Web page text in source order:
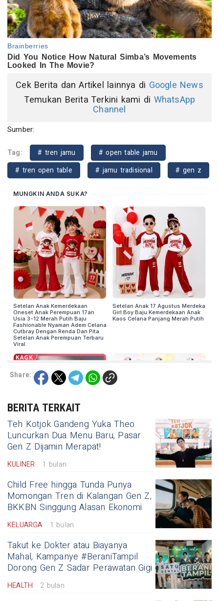
Cek Berita dan Artikel lainnya di Google News
Temukan Berita Terkini kami di WhatsApp
Channel
Sumber:
Tag: # tren jamu
# open table jamu
# tren open table
# jamu tradisional # gen z
Share:
BERITA TERKAIT
Teh Kotjok Gandeng Yuka Theo
Luncurkan Dua Menu Baru, Pasar
Gen Z Dijamin Merapat!
KULINER 1 bulan
Child Free hingga Tunda Punya
Momongan Tren di Kalangan Gen Z,
BKKBN Singgung Alasan Ekonomi
KELUARGA 1 bulan
Takut ke Dokter atau Biayanya
Mahal, Kampanye #BeraniTampil
Dorong Gen Z Sadar Perawatan Gigi
HEALTH 2 bulan